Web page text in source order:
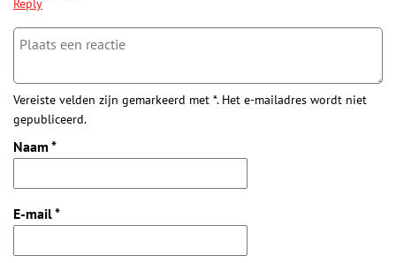
Reply
Vereiste velden zijn gemarkeerd met *. Het e-mailadres wordt niet
gepubliceerd.
Naam *
E-mail*